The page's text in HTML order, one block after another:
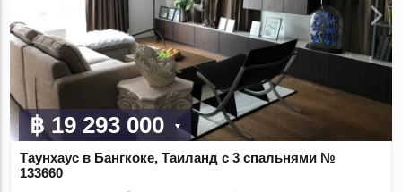
฿ 19 293 000
Таунхаус в Бангкоке, Таиланд с 3 спальнями №
133660